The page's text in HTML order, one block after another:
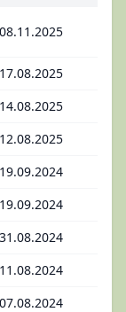
08.11.2025
17.08.2025
14.08.2025
12.08.2025
19.09.2024
19.09.2024
31.08.2024
11.08.2024
07.08.2024